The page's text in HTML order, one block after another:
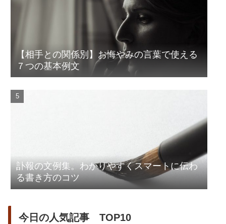
【相手との関係別】お悔やみの言葉で使える
７つの基本例文
訃報の文例集。わかりやすくスマートに伝わ
る書き方のコツ
今日の人気記事 TOP10